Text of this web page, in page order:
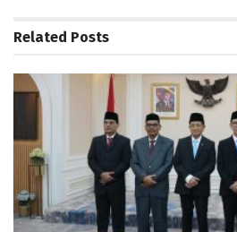
Related Posts